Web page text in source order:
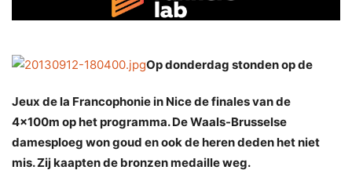
Op donderdag stonden op de
Jeux de la Francophonie in Nice de finales van de
4x100m op het programma. De Waals-Brusselse
damesploeg won goud en ook de heren deden het niet
mis. Zij kaapten de bronzen medaille weg.